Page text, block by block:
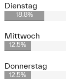
Dienstag
18.8%
Mittwoch
12.5%
Donnerstag
12.5%